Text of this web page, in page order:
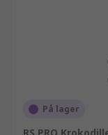
På lager